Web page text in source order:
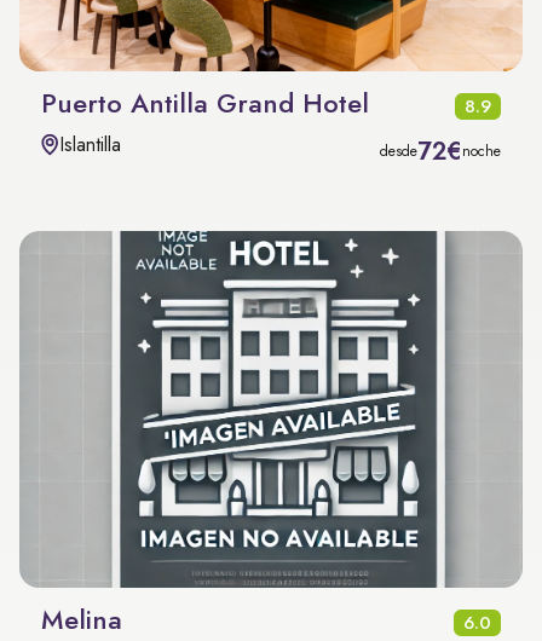
Puerto Antilla Grand Hotel 8.9
Islantilla desde72€noche
Melina 6.0